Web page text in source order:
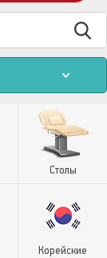
Столы
Корейские